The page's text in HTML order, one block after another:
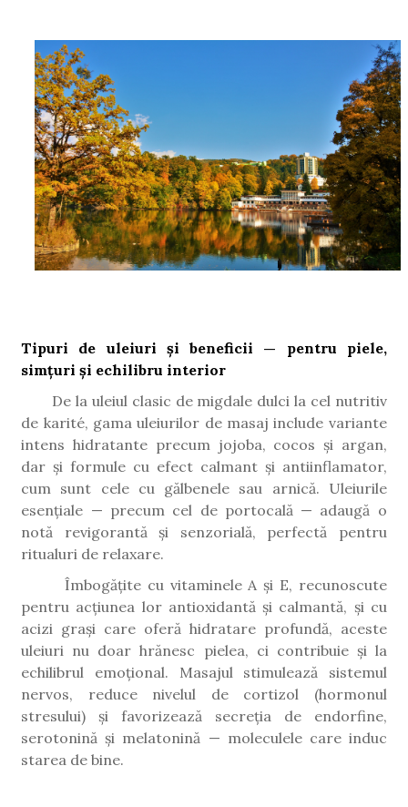
Tipuri de uleiuri și beneficii — pentru piele,
simțuri și echilibru interior
De la uleiul clasic de migdale dulci la cel nutritiv
de karité, gama uleiurilor de masaj include variante
intens hidratante precum jojoba, cocos și argan,
dar și formule cu efect calmant și antiinflamator,
cum sunt cele cu gălbenele sau arnică. Uleiurile
esențiale — precum cel de portocală — adaugă o
notă revigorantă și senzorială, perfectă pentru
ritualuri de relaxare.
Îmbogățite cu vitaminele A și E, recunoscute
pentru acțiunea lor antioxidantă și calmantă, și cu
acizi grași care oferă hidratare profundă, aceste
uleiuri nu doar hrănesc pielea, ci contribuie și la
echilibrul emoțional. Masajul stimulează sistemul
nervos, reduce nivelul de cortizol (hormonul
stresului) și favorizează secreția de endorfine,
serotonină și melatonină — moleculele care induc
starea de bine.